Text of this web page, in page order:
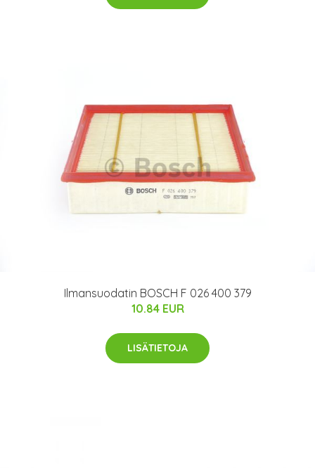
Ilmansuodatin BOSCH F 026 400 379
10.84 EUR
LISÄTIETOJA